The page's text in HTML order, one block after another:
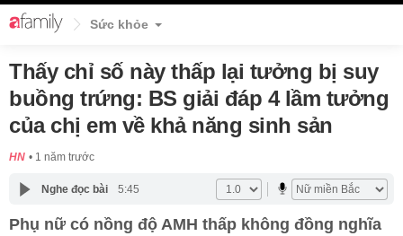
Sức khỏe
Thấy chỉ số này thấp lại tưởng bị suy
buồng trứng: BS giải đáp 4 lầm tưởng
của chị em về khả năng sinh sản
HN 1 năm trước
Nghe đọc bài 5:45
Phụ nữ có nồng độ AMH thấp không đồng nghĩa